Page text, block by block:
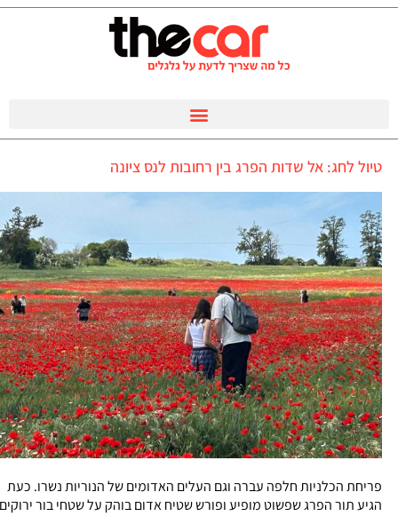
טיול לחג: אל שדות הפרג בין רחובות לנס ציונה
פריחת הכלניות חלפה עברה וגם העלים האדומים של הנוריות נשרו. כעת
הגיע תור הפרג שפשוט מופיע ופורש שטיח אדום בוהק על שטחי בור ירוקים